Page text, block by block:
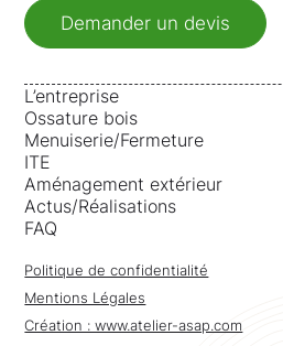
Demander un devis
L’entreprise
Ossature bois
Menuiserie/Fermeture
ITE
Aménagement extérieur
Actus/Réalisations
FAQ
Politique de confidentialité
Mentions Légales
Création : www.atelier-asap.com